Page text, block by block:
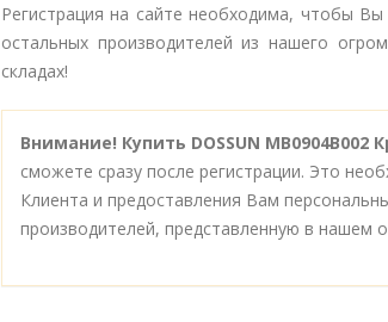
Регистрация на сайте необходима, чтобы
остальных производителей из нашего
складах!
Внимание! Купить DOSSUN MB0904B002
сможете сразу после регистрации. Это
Клиента и предоставления Вам
производителей, представленную в нашем